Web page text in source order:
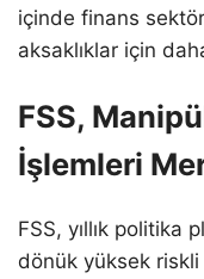
içinde finans
aksaklıklar için
FSS,
İşlemleri
FSS, yıllık politika
dönük yüksek riskli